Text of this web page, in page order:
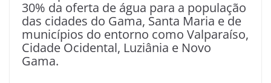
30% da oferta de água para a população
das cidades do Gama, Santa Maria e de
municípios do entorno como Valparaíso,
Cidade Ocidental, Luziânia e Novo
Gama.